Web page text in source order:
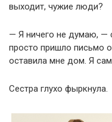
выходит, чужие люди?
— Я ничего не думаю, —
просто пришло письмо
оставила мне дом. Я
Сестра глухо фыркнула.